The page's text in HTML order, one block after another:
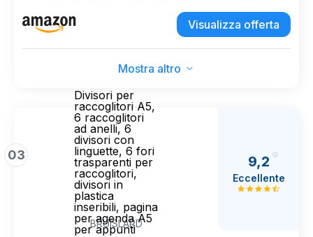
Magnetico Multifunzionale per Lana,
Raccoglitore per Fili da Uncinetto e Lavoro a
Visualizza offerta
Mostra altro
03
Divisori per
raccoglitori A5,
6 raccoglitori
ad anelli, 6
divisori con
linguette, 6 fori
trasparenti per
raccoglitori,
divisori in
plastica
inseribili, pagina
per agenda A5
per appunti
BRUISLARD
9,2
Eccellente